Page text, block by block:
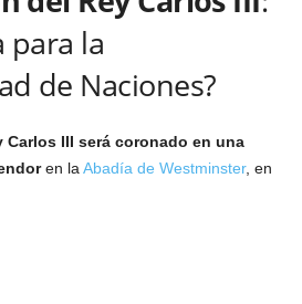
para la
de Naciones?
Carlos III será coronado en una
en la Abadía de Westminster, en